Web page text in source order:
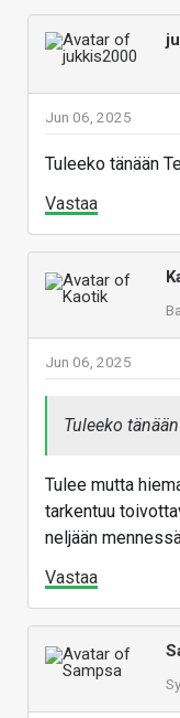
Jun 06, 2025
Tuleeko tänään
Vastaa
Jun 06, 2025
Tuleeko
Tulee mutta
tarkentuu
neljään
Vastaa